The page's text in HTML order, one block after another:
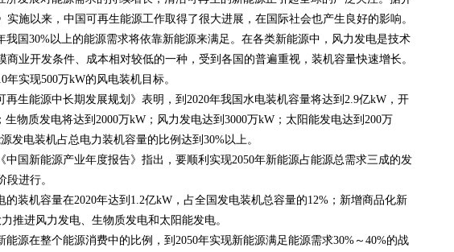
实施以来，中国可再生能源工作取得了很大进展，在国际社会也产生良好的影响。
国30%以上的能源需求将依靠新能源来满足。在各类新能源中，风力发电是技术
商业开发条件、成本相对较低的一种，受到各国的普遍重视，装机容量快速增长。
年实现500万kW的风电装机目标。
生能源中长期发展规划》表明，到2020年我国水电装机容量将达到2.9亿kW，开
生物质发电将达到2000万kW；风力发电达到3000万kW；太阳能发电达到200万
发电装机占总电力装机容量的比例达到30%以上。
国新能源产业年度报告》指出，要顺利实现2050年新能源占能源总需求三成的发
段进行。
装机容量在2020年达到1.2亿kW，占全国发电装机总容量的12%；新增商品化新
推进风力发电、生物质发电和太阳能发电。
源在整个能源消费中的比例，到2050年实现新能源满足能源需求30%～40%的战